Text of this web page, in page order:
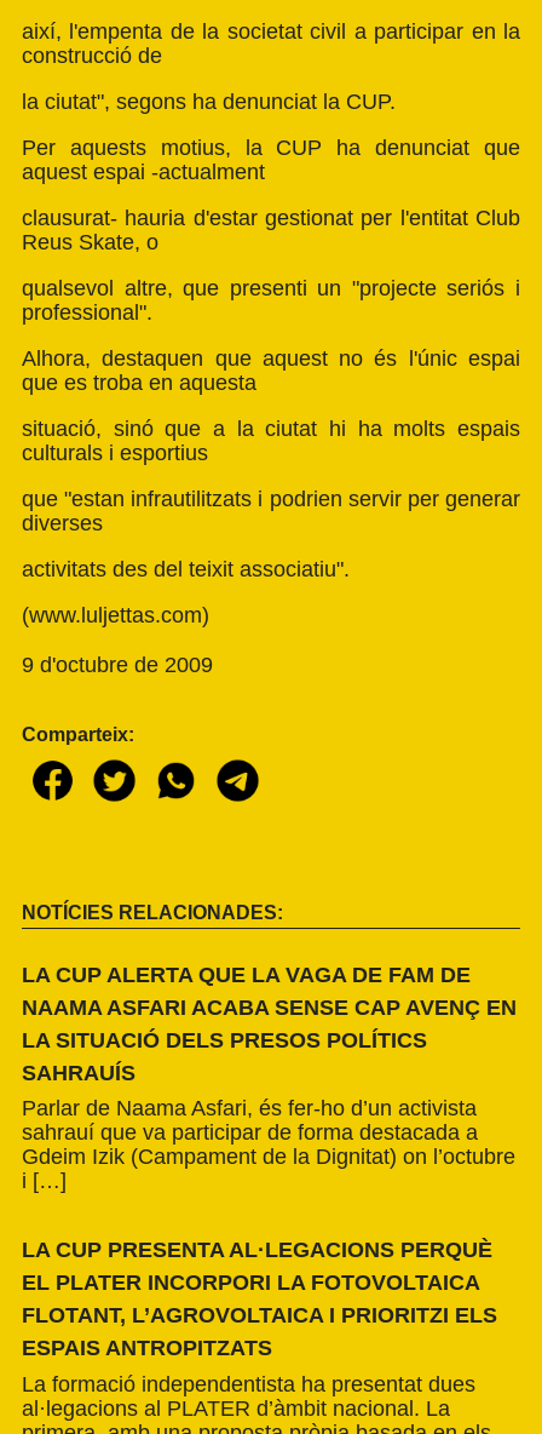
així, l'empenta de la societat civil a participar en la
construcció de
la ciutat", segons ha denunciat la CUP.
Per aquests motius, la CUP ha denunciat que
aquest espai -actualment
clausurat- hauria d'estar gestionat per l'entitat Club
Reus Skate, o
qualsevol altre, que presenti un "projecte seriós i
professional".
Alhora, destaquen que aquest no és l'únic espai
que es troba en aquesta
situació, sinó que a la ciutat hi ha molts espais
culturals i esportius
que "estan infrautilitzats i podrien servir per generar
diverses
activitats des del teixit associatiu".
(www.luljettas.com)
9 d'octubre de 2009
Comparteix:
NOTÍCIES RELACIONADES:
LA CUP ALERTA QUE LA VAGA DE FAM DE
NAAMA ASFARI ACABA SENSE CAP AVENÇ EN
LA SITUACIÓ DELS PRESOS POLÍTICS
SAHRAUÍS
Parlar de Naama Asfari, és fer-ho d’un activista
sahrauí que va participar de forma destacada a
Gdeim Izik (Campament de la Dignitat) on l’octubre
i […]
LA CUP PRESENTA AL·LEGACIONS PERQUÈ
EL PLATER INCORPORI LA FOTOVOLTAICA
FLOTANT, L’AGROVOLTAICA I PRIORITZI ELS
ESPAIS ANTROPITZATS
La formació independentista ha presentat dues
al·legacions al PLATER d’àmbit nacional. La